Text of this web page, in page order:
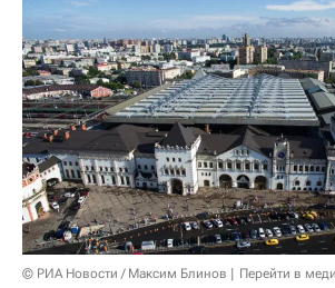
© РИА Новости / Максим Блинов Перейти в